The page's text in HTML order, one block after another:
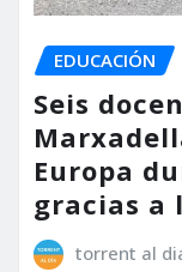
EDUCACIÓN
Seis
Europa
gracias a
torrent al